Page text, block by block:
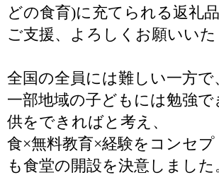
どの食育)に充てられる返礼品
ご支援、よろしくお願いいた
全国の全員には難しい一方で
一部地域の子どもには勉強で
供をできればと考え、
食×無料教育×経験をコンセ
も食堂の開設を決意しました